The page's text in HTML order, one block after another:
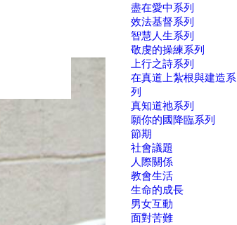
盡在愛中系列
效法基督系列
智慧人生系列
敬虔的操練系列
上行之詩系列
在真道上紮根與建造系
列
真知道祂系列
願你的國降臨系列
節期
社會議題
人際關係
教會生活
生命的成長
男女互動
面對苦難